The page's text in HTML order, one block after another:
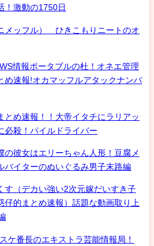
！激動の1750日
メッフル） ひきこもりニートのオ
情報ポータブルの杜！オネエ管理
め速報!オカマッフルアタックナンバ
とめ速報！！大帝イタチにラリアッ
必殺！パイルドライバー
彼女はエリーちゃん人形！豆腐メ
バイターのぬいぐるみ男子末路編
す（デカい強い2次元嫁だいすき子
仔的まとめ速報）話題な動画取り上
ケ番長のエキストラ芸能情報局！